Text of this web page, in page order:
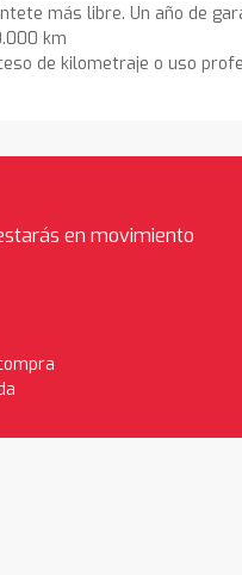
más libre. Un año de
km
de kilometraje o uso
en movimiento